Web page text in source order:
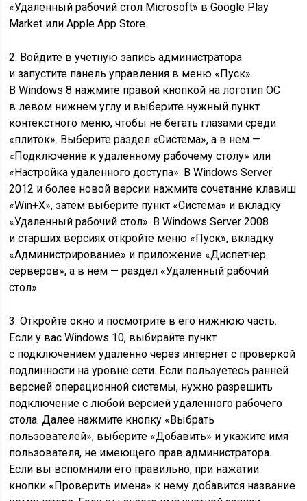
«Удаленный рабочий стол Microsoft» в Google Play
Market или Apple App Store.
2. Войдите в учетную запись администратора
и запустите панель управления в меню «Пуск».
В Windows 8 нажмите правой кнопкой на логотип ОС
в левом нижнем углу и выберите нужный пункт
контекстного меню, чтобы не бегать глазами среди
«плиток». Выберите раздел «Система», а в нем —
«Подключение к удаленному рабочему столу» или
«Настройка удаленного доступа». В Windows Server
2012 и более новой версии нажмите сочетание клавиш
«Win+X», затем выберите пункт «Система» и вкладку
«Удаленный рабочий стол». В Windows Server 2008
и старших версиях откройте меню «Пуск», вкладку
«Администрирование» и приложение «Диспетчер
серверов», а в нем — раздел «Удаленный рабочий
стол».
3. Откройте окно и посмотрите в его нижнюю часть.
Если у вас Windows 10, выбирайте пункт
с подключением удаленно через интернет с проверкой
подлинности на уровне сети. Если пользуетесь ранней
версией операционной системы, нужно разрешить
подключение с любой версией удаленного рабочего
стола. Далее нажмите кнопку «Выбрать
пользователей», выберите «Добавить» и укажите имя
пользователя, не имеющего прав администратора.
Если вы вспомнили его правильно, при нажатии
кнопки «Проверить имена» к нему добавится название